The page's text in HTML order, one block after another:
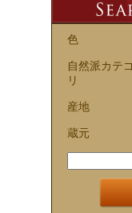
色
自然派カテ
リ
産地
蔵元